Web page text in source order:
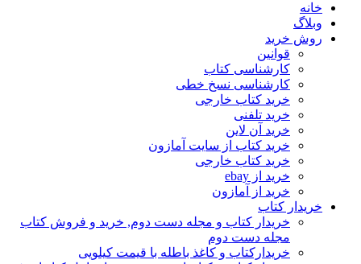
خانه
وبلاگ
روش خرید
قوانین
کارشناسی کتاب
کارشناسی نسخ خطی
خرید کتاب خارجی
خرید تلفنی
خرید آن لاین
خرید کتاب از سایت آمازون
خرید کتاب خارجی
خرید از ebay
خرید از آمازون
خریدار کتاب
خریدار کتاب و مجله دست دوم, خرید و فروش کتاب
مجله دست دوم
خریدارکتاب و کاغذ باطله با قیمت کیلویی